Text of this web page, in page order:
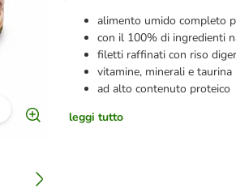
alimento umido completo
con il 100% di ingredienti
filetti raffinati con riso
vitamine, minerali e taurina
ad alto contenuto proteico
leggi tutto